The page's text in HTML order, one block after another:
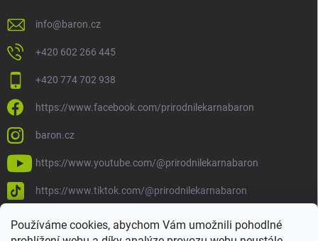
Používáme cookies, abychom Vám umožnili pohodlné
info@baron.cz
+420 602 266 445
+420 774 702 938
https://www.facebook.com/prirodnilekarnabaron
baron.cz
https://www.youtube.com/@prirodnilekarnabaron
https://www.tiktok.com/@prirodnilekarnabaron